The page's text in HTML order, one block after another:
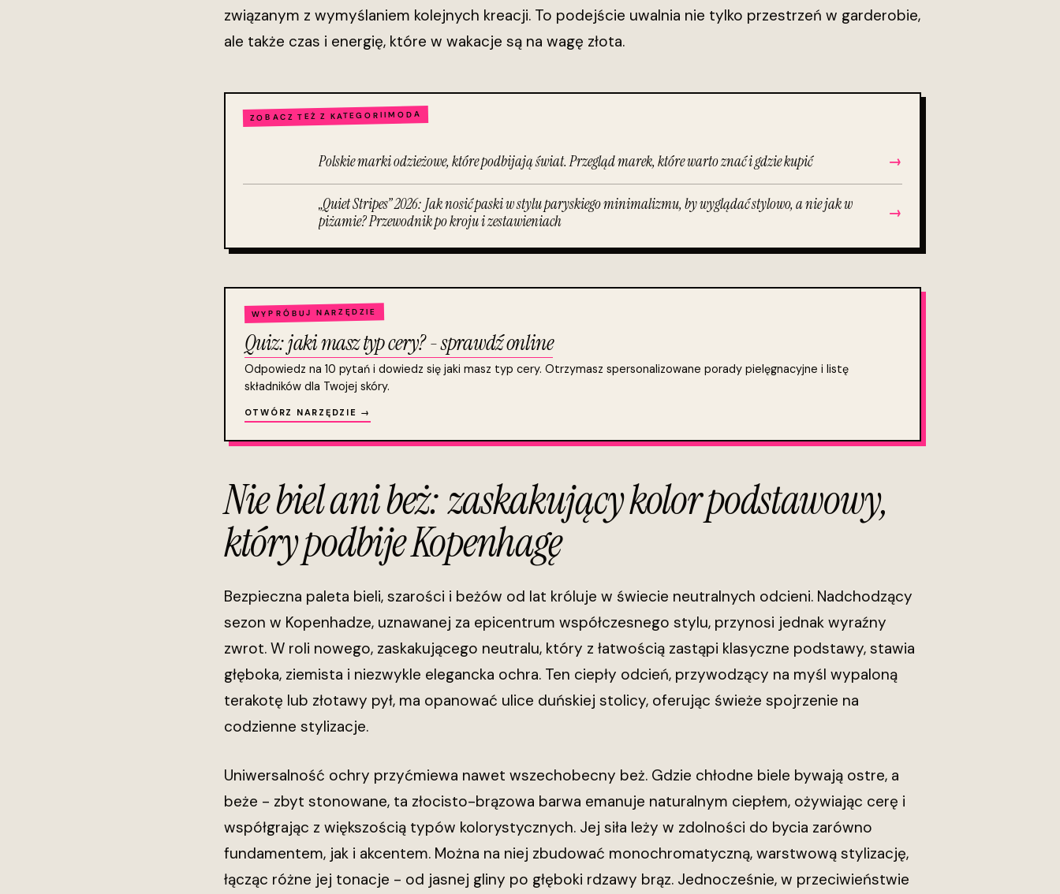
związanym z wymyślaniem kolejnych kreacji. To podejście uwalnia nie tylko przestrzeń w garderobie,
ale także czas i energię, które w wakacje są na wagę złota.
ZOBACZ TEŻ Z KATEGORIIMODA
Polskie marki odzieżowe, które podbijają świat. Przegląd marek, które warto znać i gdzie kupić →
„Quiet Stripes” 2026: Jak nosić paski w stylu paryskiego minimalizmu, by wyglądać stylowo, a nie jak w
piżamie? Przewodnik po kroju i zestawieniach
→
WYPRÓBUJ NARZĘDZIE
Quiz: jaki masz typ cery? - sprawdź online
Odpowiedz na 10 pytań i dowiedz się jaki masz typ cery. Otrzymasz spersonalizowane porady pielęgnacyjne i listę
składników dla Twojej skóry.
OTWÓRZ NARZĘDZIE →
Nie biel ani beż: zaskakujący kolor podstawowy,
który podbije Kopenhagę
Bezpieczna paleta bieli, szarości i beżów od lat króluje w świecie neutralnych odcieni. Nadchodzący
sezon w Kopenhadze, uznawanej za epicentrum współczesnego stylu, przynosi jednak wyraźny
zwrot. W roli nowego, zaskakującego neutralu, który z łatwością zastąpi klasyczne podstawy, stawia
głęboka, ziemista i niezwykle elegancka ochra. Ten ciepły odcień, przywodzący na myśl wypaloną
terakotę lub złotawy pył, ma opanować ulice duńskiej stolicy, oferując świeże spojrzenie na
codzienne stylizacje.
Uniwersalność ochry przyćmiewa nawet wszechobecny beż. Gdzie chłodne biele bywają ostre, a
beże - zbyt stonowane, ta złocisto-brązowa barwa emanuje naturalnym ciepłem, ożywiając cerę i
współgrając z większością typów kolorystycznych. Jej siła leży w zdolności do bycia zarówno
fundamentem, jak i akcentem. Można na niej zbudować monochromatyczną, warstwową stylizację,
łącząc różne jej tonacje - od jasnej gliny po głęboki rdzawy brąz. Jednocześnie, w przeciwieństwie